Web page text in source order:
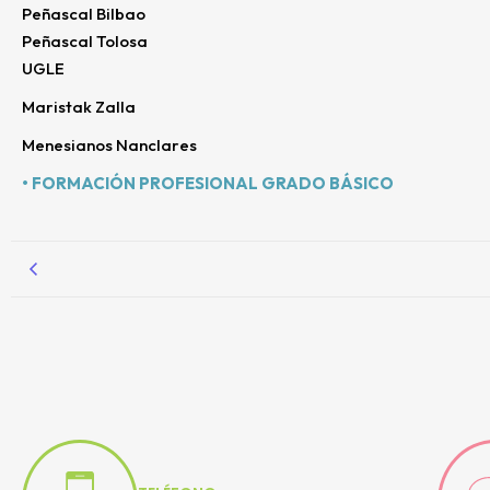
Peñascal Bilbao
Peñascal Tolosa
UGLE
Maristak Zalla
Menesianos Nanclares
• FORMACIÓN PROFESIONAL GRADO BÁSICO